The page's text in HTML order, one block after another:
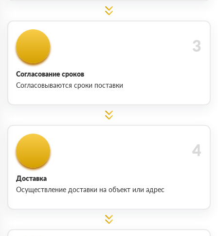
Согласование сроков
Согласовываются сроки поставки
Доставка
Осуществление доставки на объект или адрес